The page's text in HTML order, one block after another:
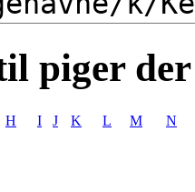
piger
H I J K L M N